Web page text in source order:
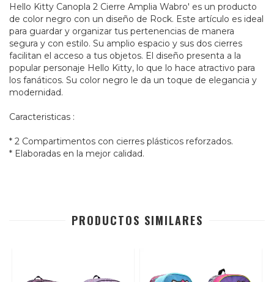
Hello Kitty Canopla 2 Cierre Amplia Wabro' es un producto
de color negro con un diseño de Rock. Este artículo es ideal
para guardar y organizar tus pertenencias de manera
segura y con estilo. Su amplio espacio y sus dos cierres
facilitan el acceso a tus objetos. El diseño presenta a la
popular personaje Hello Kitty, lo que lo hace atractivo para
los fanáticos. Su color negro le da un toque de elegancia y
modernidad.
Caracteristicas :
* 2 Compartimentos con cierres plásticos reforzados.
* Elaboradas en la mejor calidad.
PRODUCTOS SIMILARES